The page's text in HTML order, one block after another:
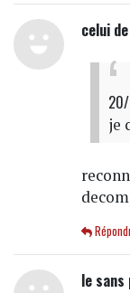
celui
je
le sans